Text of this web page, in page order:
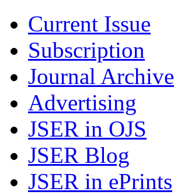
Current Issue
Subscription
Journal Archive
Advertising
JSER in OJS
JSER Blog
JSER in ePrints